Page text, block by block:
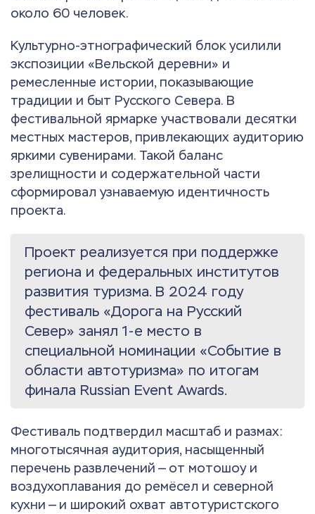
около 60 человек.
Культурно-этнографический блок усилили
экспозиции «Вельской деревни» и
ремесленные истории, показывающие
традиции и быт Русского Севера. В
фестивальной ярмарке участвовали десятки
местных мастеров, привлекающих аудиторию
яркими сувенирами. Такой баланс
зрелищности и содержательной части
сформировал узнаваемую идентичность
проекта.
Проект реализуется при поддержке
региона и федеральных институтов
развития туризма. В 2024 году
фестиваль «Дорога на Русский
Север» занял 1-е место в
специальной номинации «Событие в
области автотуризма» по итогам
финала Russian Event Awards.
Фестиваль подтвердил масштаб и размах:
многотысячная аудитория, насыщенный
перечень развлечений — от мотошоу и
воздухоплавания до ремёсел и северной
кухни — и широкий охват автотуристского